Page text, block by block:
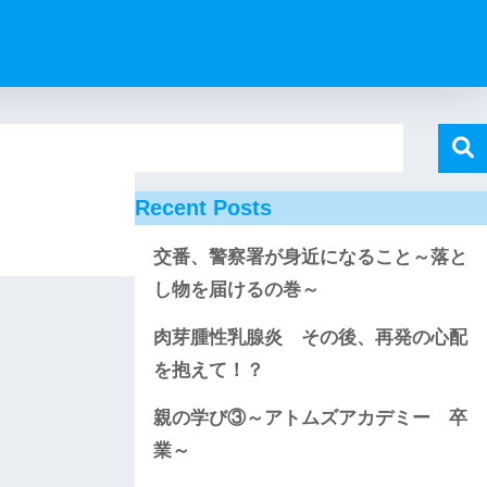
Recent Posts
交番、警察署が身近になること～落と
し物を届けるの巻～
肉芽腫性乳腺炎 その後、再発の心配
を抱えて！？
親の学び③～アトムズアカデミー 卒
業～